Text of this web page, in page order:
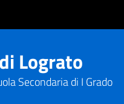
Lograto
Secondaria di I Grado